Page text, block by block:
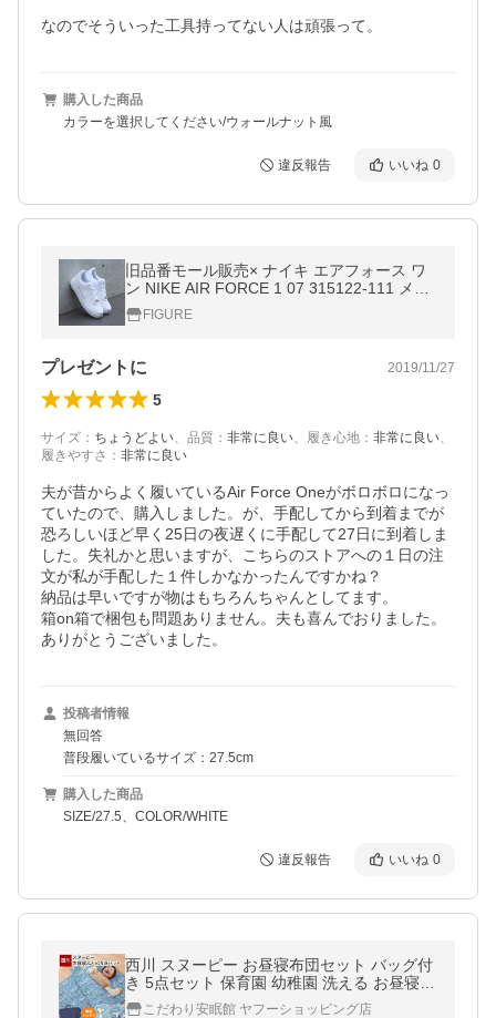
なのでそういった工具持ってない人は頑張って。
購入した商品
カラーを選択してください/ウォールナット風
違反報告 いいね 0
旧品番モール販売× ナイキ エアフォース ワ
ン NIKE AIR FORCE 1 07 315122-111 メン
ズ シューズ スニーカー
FIGURE
プレゼントに 2019/11/27
5
サイズ ： ちょうどよい、 品質 ： 非常に良い、 履き心地 ： 非常に良い、
履きやすさ ： 非常に良い
夫が昔からよく履いているAir Force Oneがボロボロになっ
ていたので、購入しました。が、手配してから到着までが
恐ろしいほど早く25日の夜遅くに手配して27日に到着しま
した。失礼かと思いますが、こちらのストアへの１日の注
文が私が手配した１件しかなかったんですかね？
納品は早いですが物はもちろんちゃんとしてます。
箱on箱で梱包も問題ありません。夫も喜んでおりました。
ありがとうございました。
投稿者情報
無回答
普段履いているサイズ：27.5cm
購入した商品
SIZE/27.5、COLOR/WHITE
違反報告 いいね 0
西川 スヌーピー お昼寝布団セット バッグ付
き 5点セット 保育園 幼稚園 洗える お昼寝ふ
とんセット set
こだわり安眠館 ヤフーショッピング店